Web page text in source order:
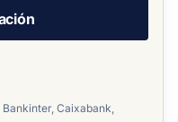
Caixabank,